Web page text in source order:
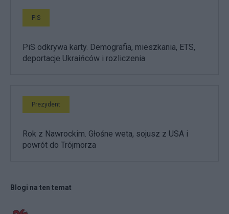
PiS
PiS odkrywa karty. Demografia, mieszkania, ETS,
deportacje Ukraińców i rozliczenia
Prezydent
Rok z Nawrockim. Głośne weta, sojusz z USA i
powrót do Trójmorza
Blogi na ten temat